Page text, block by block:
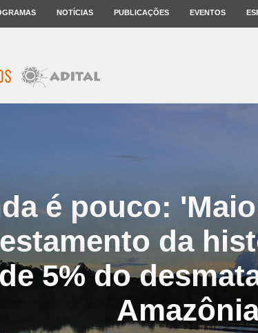
NOTÍCIAS PUBLICAÇÕES EVENTOS
é pouco:
da
5% do